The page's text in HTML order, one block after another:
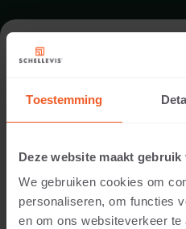
Toestemming
Deze website maakt gebruik
We gebruiken cookies om
personaliseren, om functies
en om ons websiteverkeer
ASSORTIMENT